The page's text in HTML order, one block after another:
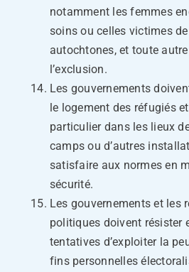
notamment les femmes
soins ou celles victimes
autochtones, et toute
l’exclusion.
Les gouvernements
le logement des réfugiés
particulier dans les lieux
camps ou d’autres
satisfaire aux normes en
sécurité.
Les gouvernements et les
politiques doivent résister
tentatives d’exploiter la
fins personnelles